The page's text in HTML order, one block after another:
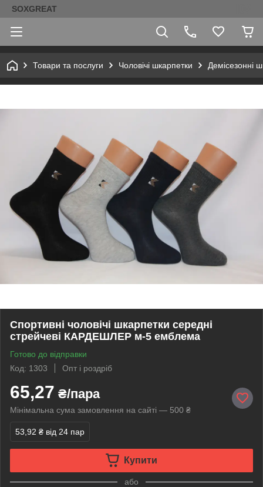
SOXGREAT
Товари та послуги Чоловічі шкарпетки Демісезонні
Спортивні чоловічі шкарпетки середні
стрейчеві КАРДЕШЛЕР м-5 емблема
Готово до відправки
Код: 1303
Опт і роздріб
65,27 ₴/пара
Мінімальна сума замовлення на сайті — 500 ₴
53,92 ₴ від 24 пар
Купити
або